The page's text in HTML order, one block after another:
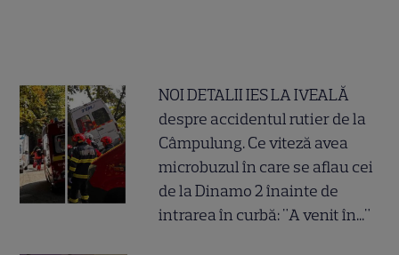
NOI DETALII IES LA IVEALĂ
despre accidentul rutier de la
Câmpulung. Ce viteză avea
microbuzul în care se aflau cei
de la Dinamo 2 înainte de
intrarea în curbă: "A venit în..."